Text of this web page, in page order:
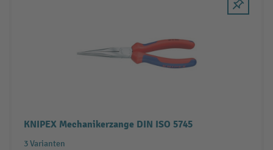
KNIPEX Mechanikerzange DIN ISO 5745
3 Varianten